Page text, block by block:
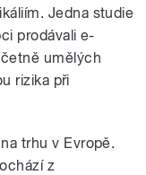
Jedna studie
prodávali e-
umělých
rizika při
trhu v Evropě.
z